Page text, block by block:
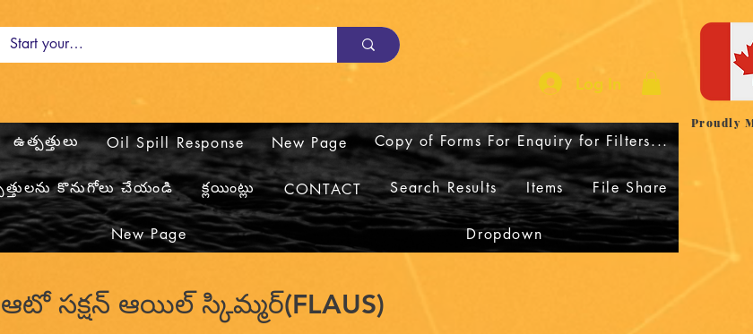
Log In
ఉత్పత్తులు Oil Spill Response New Page Copy of Forms For Enquiry for Filters...
కొనుగోలు చేయండి క్లయింట్లు CONTACT Search Results Items File Share
New Page Dropdown
Proudly
ఆటో సక్షన్ ఆయిల్ స్కిమ్మర్(FLAUS)